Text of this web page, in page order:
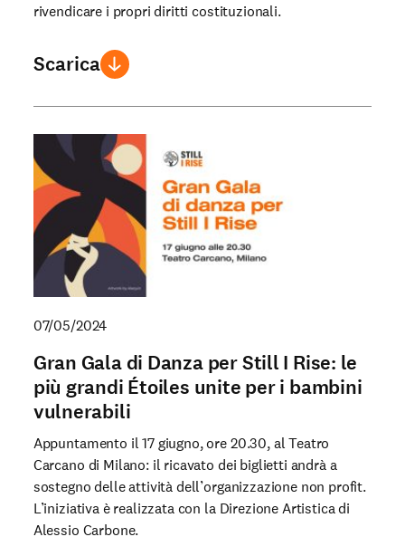
rivendicare i propri diritti costituzionali.
Scarica
07/05/2024
Gran Gala di Danza per Still I Rise: le
più grandi Étoiles unite per i bambini
vulnerabili
Appuntamento il 17 giugno, ore 20.30, al Teatro
Carcano di Milano: il ricavato dei biglietti andrà a
sostegno delle attività dell’organizzazione non profit.
L’iniziativa è realizzata con la Direzione Artistica di
Alessio Carbone.